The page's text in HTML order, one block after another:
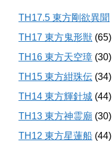
TH17.5 東方剛欲異聞
TH17 東方鬼形獣 (65)
TH16 東方天空璋 (30)
TH15 東方紺珠伝 (34)
TH14 東方輝針城 (44)
TH13 東方神霊廟 (30)
TH12 東方星蓮船 (44)